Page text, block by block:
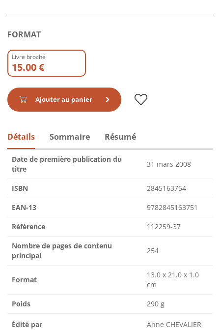
FORMAT
Livre broché
15.00 €
Ajouter au panier
Détails Sommaire Résumé
Date de première publication du
titre
31 mars 2008
ISBN 2845163754
EAN-13 9782845163751
Référence 112259-37
Nombre de pages de contenu
principal
254
Format
13.0 x 21.0 x 1.0
cm
Poids 290 g
Édité par Anne CHEVALIER